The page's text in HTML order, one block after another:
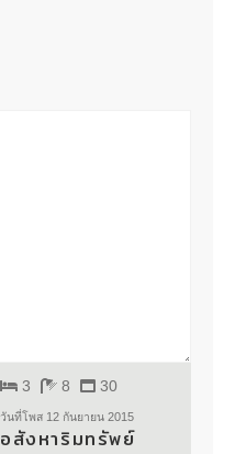
3 8 30
วันที่โพส 12 กันยายน 2015
อสังหาริมทรัพย์